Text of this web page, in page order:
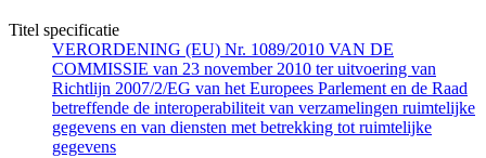
Titel specificatie
VERORDENING (EU) Nr. 1089/2010 VAN DE
COMMISSIE van 23 november 2010 ter uitvoering van
Richtlijn 2007/2/EG van het Europees Parlement en de Raad
betreffende de interoperabiliteit van verzamelingen ruimtelijke
gegevens en van diensten met betrekking tot ruimtelijke
gegevens